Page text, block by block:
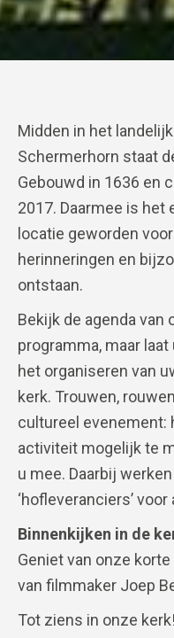
Midden in het
Schermerhorn staat
Gebouwd in 1636 en
2017. Daarmee is het
locatie geworden
herinneringen en
ontstaan.
Bekijk de agenda van
programma, maar
het organiseren van
kerk. Trouwen,
cultureel evenement:
activiteit mogelijk te
u mee. Daarbij
‘hofleveranciers’
Binnenkijken in de
Geniet van onze korte
van filmmaker Joep
Tot ziens in onze kerk!